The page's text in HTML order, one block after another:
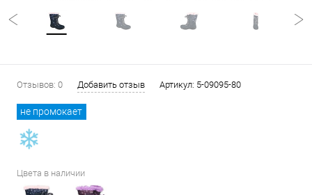
Отзывов: 0 Добавить отзыв Артикул: 5-09095-80
не промокает
Цвета в наличии